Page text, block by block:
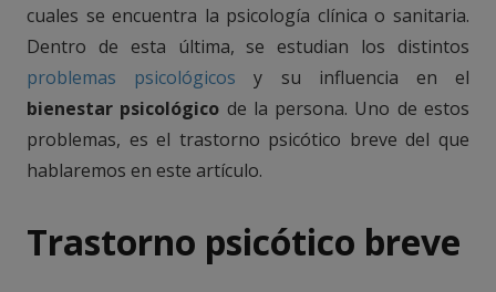
cuales se encuentra la psicología clínica o sanitaria.
Dentro de esta última, se estudian los distintos
problemas psicológicos y su influencia en el
bienestar psicológico de la persona. Uno de estos
problemas, es el trastorno psicótico breve del que
hablaremos en este artículo.
Trastorno psicótico breve